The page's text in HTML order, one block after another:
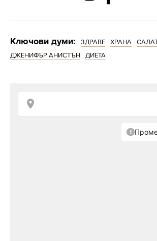
Ключови думи: ЗДРАВЕ ХРАНА
ДЖЕНИФЪР АНИСТЪН
ДИЕТА